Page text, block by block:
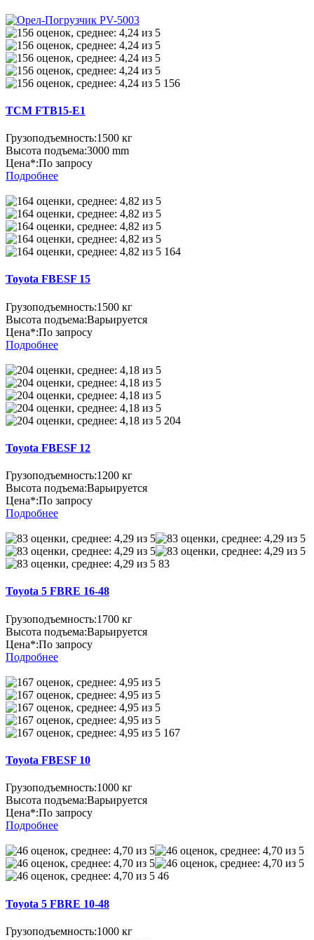
156
TCM FTB15-E1
Грузоподъемность:1500 кг
Высота подъема:3000 mm
Цена*:По запросу
Подробнее
164
Toyota FBESF 15
Грузоподъемность:1500 кг
Высота подъема:Варьируется
Цена*:По запросу
Подробнее
204
Toyota FBESF 12
Грузоподъемность:1200 кг
Высота подъема:Варьируется
Цена*:По запросу
Подробнее
83
Toyota 5 FBRE 16-48
Грузоподъемность:1700 кг
Высота подъема:Варьируется
Цена*:По запросу
Подробнее
167
Toyota FBESF 10
Грузоподъемность:1000 кг
Высота подъема:Варьируется
Цена*:По запросу
Подробнее
46
Toyota 5 FBRE 10-48
Грузоподъемность:1000 кг